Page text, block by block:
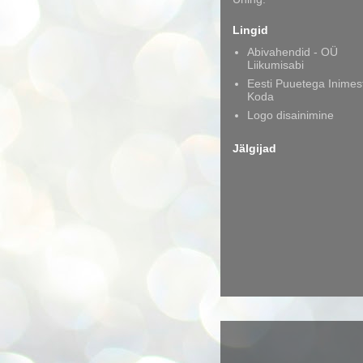
Lingid
Abivahendid - OÜ
Liikumisabi
Eesti Puuetega
Koda
Logo disainimine
Jälgijad